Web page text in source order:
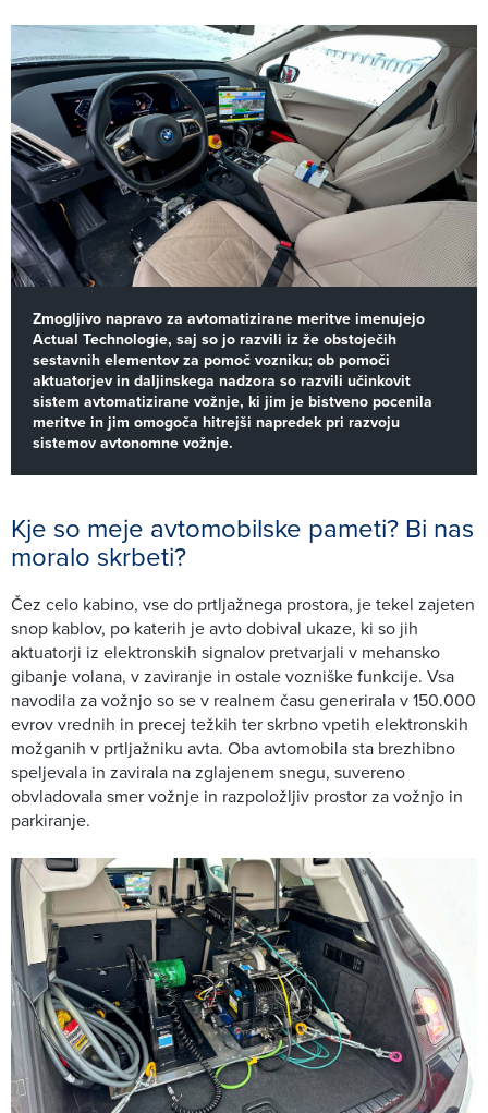
Zmogljivo napravo za avtomatizirane meritve imenujejo
Actual Technologie, saj so jo razvili iz že obstoječih
sestavnih elementov za pomoč vozniku; ob pomoči
aktuatorjev in daljinskega nadzora so razvili učinkovit
sistem avtomatizirane vožnje, ki jim je bistveno pocenila
meritve in jim omogoča hitrejši napredek pri razvoju
sistemov avtonomne vožnje.
Kje so meje avtomobilske pameti? Bi nas
moralo skrbeti?
Čez celo kabino, vse do prtljažnega prostora, je tekel zajeten
snop kablov, po katerih je avto dobival ukaze, ki so jih
aktuatorji iz elektronskih signalov pretvarjali v mehansko
gibanje volana, v zaviranje in ostale vozniške funkcije. Vsa
navodila za vožnjo so se v realnem času generirala v 150.000
evrov vrednih in precej težkih ter skrbno vpetih elektronskih
možganih v prtljažniku avta. Oba avtomobila sta brezhibno
speljevala in zavirala na zglajenem snegu, suvereno
obvladovala smer vožnje in razpoložljiv prostor za vožnjo in
parkiranje.